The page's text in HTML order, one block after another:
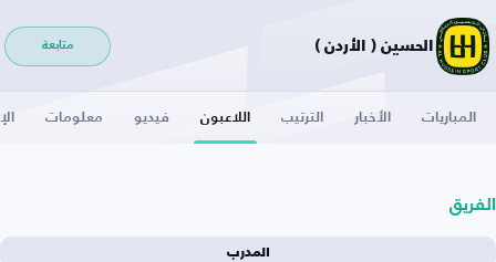
الحسين ( الأردن ) متابعة
المباريات الأخبار الترتيب اللاعبون فيديو معلومات
الفريق
المدرب